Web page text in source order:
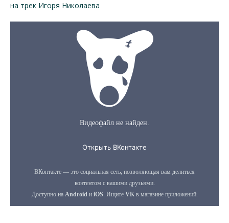
на трек Игоря Николаева